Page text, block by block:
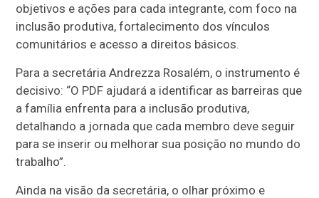
objetivos e ações para cada integrante, com foco na
inclusão produtiva, fortalecimento dos vínculos
comunitários e acesso a direitos básicos.
Para a secretária Andrezza Rosalém, o instrumento é
decisivo: “O PDF ajudará a identificar as barreiras que
a família enfrenta para a inclusão produtiva,
detalhando a jornada que cada membro deve seguir
para se inserir ou melhorar sua posição no mundo do
trabalho”.
Ainda na visão da secretária, o olhar próximo e